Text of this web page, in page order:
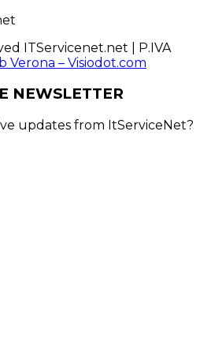
ITServicenet.net | P.IVA
Verona – Visiodot.com
NEWSLETTER
updates from ItServiceNet?